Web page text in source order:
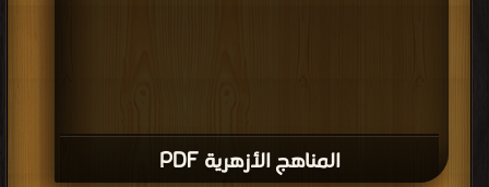
المناهج الأزهرية PDF